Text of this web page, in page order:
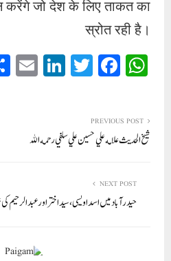
करेंगे जो देश के लिए ताकत का
स्रोत रही है।
W
ha
A
pp
Fa
ce
ok
T
wi
r
Li
nk
In
E
PREVIOUS POST
شيخ الحديث علامه علي حسين علي سلفي رحمه الله
NEXT POST
حیدر آباد میں اسد اویسی، سید اختر اور عبد